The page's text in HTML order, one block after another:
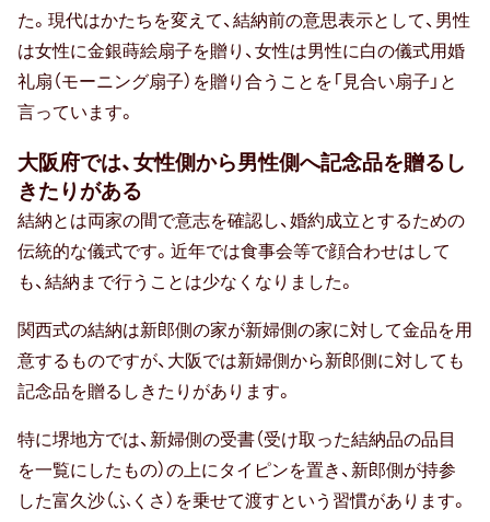
マナー・常識
メッセージ（メッセージカード・お礼
のし・表書き
包装・ラッピング
贈る相手別
70代男性
80代男性
た。現代はかたちを変えて、結納前の意思表示として、男性
は女性に金銀蒔絵扇子を贈り、女性は男性に白の儀式用婚
礼扇（モーニング扇子）を贈り合うことを「見合い扇子」と
言っています。
大阪府では、女性側から男性側へ記念品を贈るし
きたりがある
結納とは両家の間で意志を確認し、婚約成立とするための
伝統的な儀式です。近年では食事会等で顔合わせはして
も、結納まで行うことは少なくなりました。
関西式の結納は新郎側の家が新婦側の家に対して金品を用
意するものですが、大阪では新婦側から新郎側に対しても
記念品を贈るしきたりがあります。
特に堺地方では、新婦側の受書（受け取った結納品の品目
を一覧にしたもの）の上にタイピンを置き、新郎側が持参
した富久沙（ふくさ）を乗せて渡すという習慣があります。